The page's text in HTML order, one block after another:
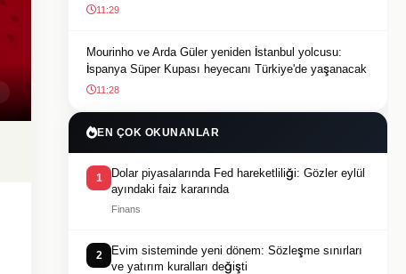
11:29
Mourinho ve Arda Güler yeniden İstanbul yolcusu:
İspanya Süper Kupası heyecanı Türkiye'de yaşanacak
11:28
EN ÇOK OKUNANLAR
1
Dolar piyasalarında Fed hareketliliği: Gözler eylül
ayındaki faiz kararında
Finans
2
Evim sisteminde yeni dönem: Sözleşme sınırları
ve yatırım kuralları değişti